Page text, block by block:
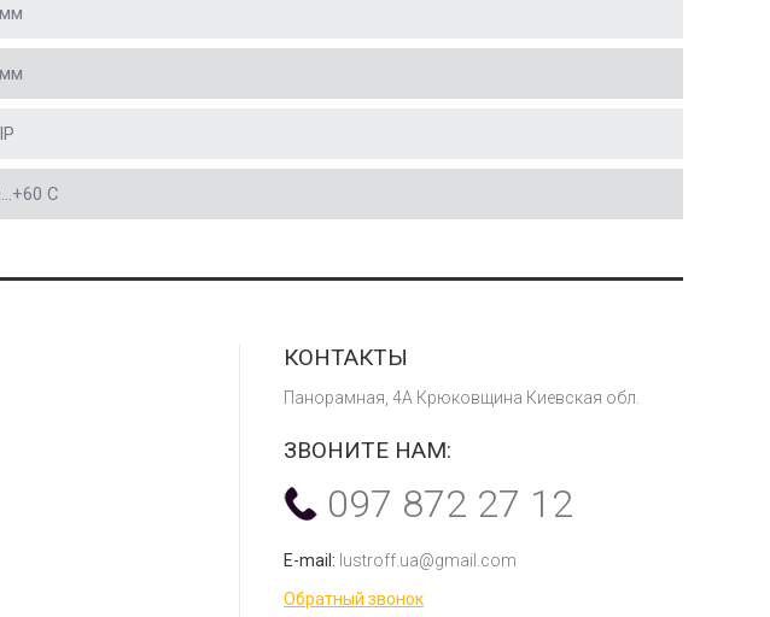
C
КОНТАКТЫ
Панорамная, 4А Крюковщина Киевская обл.
ЗВОНИТЕ НАМ:
097 872 27 12
E-mail: lustroff.ua@gmail.com
Обратный звонок